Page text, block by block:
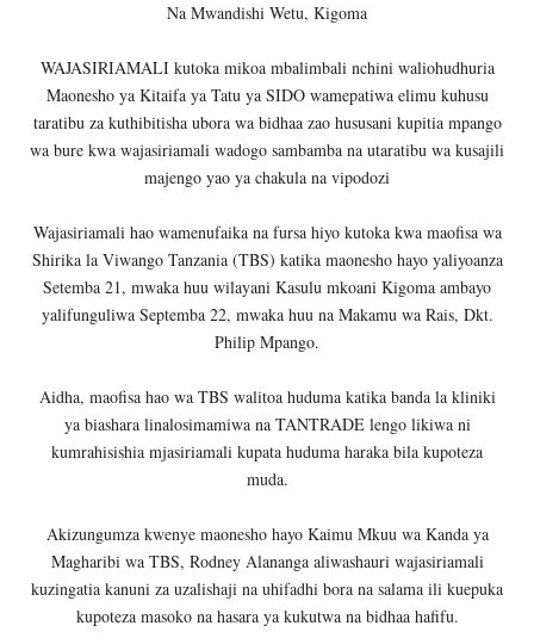
Na Mwandishi Wetu, Kigoma
WAJASIRIAMALI kutoka mikoa mbalimbali nchini waliohudhuria
Maonesho ya Kitaifa ya Tatu ya SIDO wamepatiwa elimu kuhusu
taratibu za kuthibitisha ubora wa bidhaa zao hususani kupitia mpango
wa bure kwa wajasiriamali wadogo sambamba na utaratibu wa kusajili
majengo yao ya chakula na vipodozi
Wajasiriamali hao wamenufaika na fursa hiyo kutoka kwa maofisa wa
Shirika la Viwango Tanzania (TBS) katika maonesho hayo yaliyoanza
Setemba 21, mwaka huu wilayani Kasulu mkoani Kigoma ambayo
yalifunguliwa Septemba 22, mwaka huu na Makamu wa Rais, Dkt.
Philip Mpango.
Aidha, maofisa hao wa TBS walitoa huduma katika banda la kliniki
ya biashara linalosimamiwa na TANTRADE lengo likiwa ni
kumrahisishia mjasiriamali kupata huduma haraka bila kupoteza
muda.
Akizungumza kwenye maonesho hayo Kaimu Mkuu wa Kanda ya
Magharibi wa TBS, Rodney Alananga aliwashauri wajasiriamali
kuzingatia kanuni za uzalishaji na uhifadhi bora na salama ili kuepuka
kupoteza masoko na hasara ya kukutwa na bidhaa hafifu.